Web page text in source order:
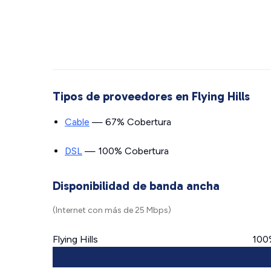
Tipos de proveedores en Flying Hills
Cable — 67% Cobertura
DSL — 100% Cobertura
Disponibilidad de banda ancha
(Internet con más de 25 Mbps)
Flying Hills